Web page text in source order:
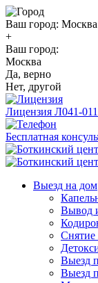
Ваш город: Москва
+
Ваш город:
Москва
Да, верно
Нет, другой
Лицензия Л041-
Бесплатная
Выезд на дом
Вывод
Снятие
Выезд
Выезд